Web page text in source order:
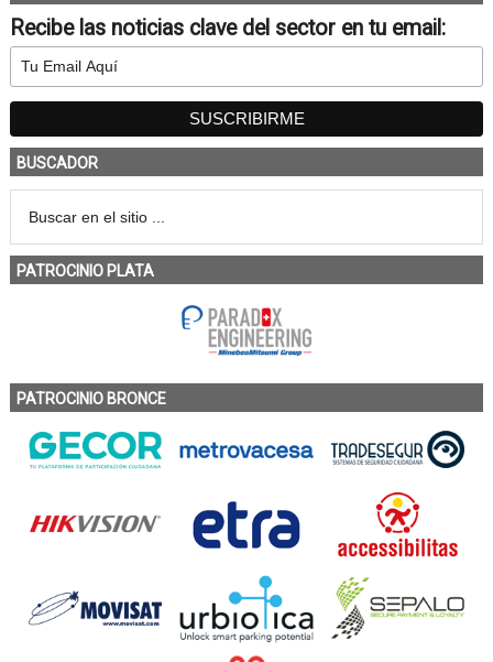
Recibe las noticias clave del sector en tu email:
BUSCADOR
PATROCINIO PLATA
PATROCINIO BRONCE